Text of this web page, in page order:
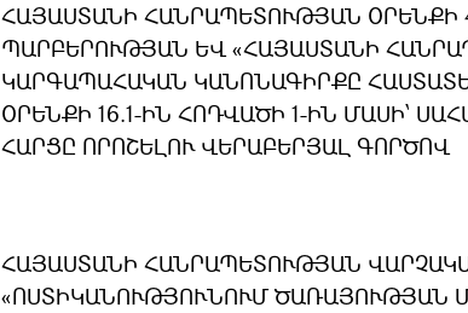
ՀԱՅԱՍՏԱՆԻ ՀԱՆՐԱՊԵՏՈՒԹՅԱՆ ՕՐԵՆՔԻ
ՊԱՐԲԵՐՈՒԹՅԱՆ ԵՎ «ՀԱՅԱՍՏԱՆԻ
ԿԱՐԳԱՊԱՀԱԿԱՆ ԿԱՆՈՆԱԳԻՐՔԸ
ՕՐԵՆՔԻ 16.1-ԻՆ ՀՈԴՎԱԾԻ 1-ԻՆ ՄԱՍԻ՝
ՀԱՐՑԸ ՈՐՈՇԵԼՈՒ ՎԵՐԱԲԵՐՅԱԼ ԳՈՐԾՈՎ
ՀԱՅԱՍՏԱՆԻ ՀԱՆՐԱՊԵՏՈՒԹՅԱՆ
«ՈՍՏԻԿԱՆՈՒԹՅՈՒՆՈՒՄ ԾԱՌԱՅՈՒԹՅԱՆ